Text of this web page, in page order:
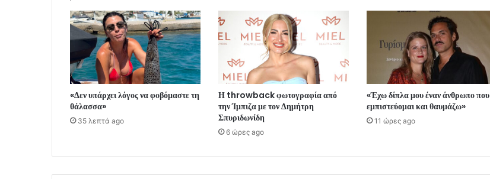
«Δεν υπάρχει λόγος να φοβόμαστε τη
θάλασσα»
35 λεπτά ago
Η throwback φωτογραφία από
την Ίμπιζα με τον Δημήτρη
Σπυριδωνίδη
6 ώρες ago
«Έχω δίπλα μου έναν άνθρωπο που
εμπιστεύομαι και θαυμάζω»
11 ώρες ago